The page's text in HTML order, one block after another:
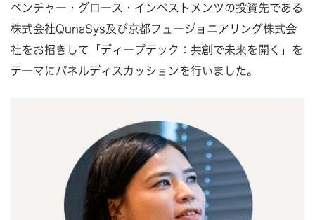
ベンチャー・グロース・インベストメンツの投資先である
株式会社QunaSys及び京都フュージョニアリング株式会
社をお招きして「ディープテック：共創で未来を開く」を
テーマにパネルディスカッションを行いました。